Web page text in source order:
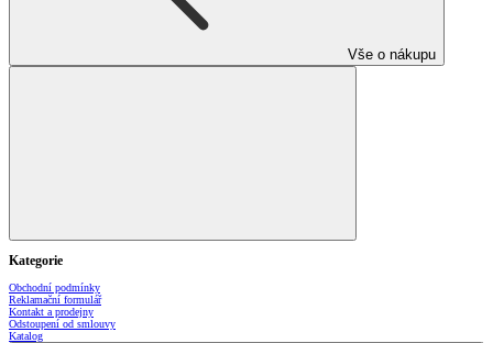
Vše o nákupu
Kategorie
Obchodní podmínky
Reklamační formulář
Kontakt a prodejny
Odstoupení od smlouvy
Katalog